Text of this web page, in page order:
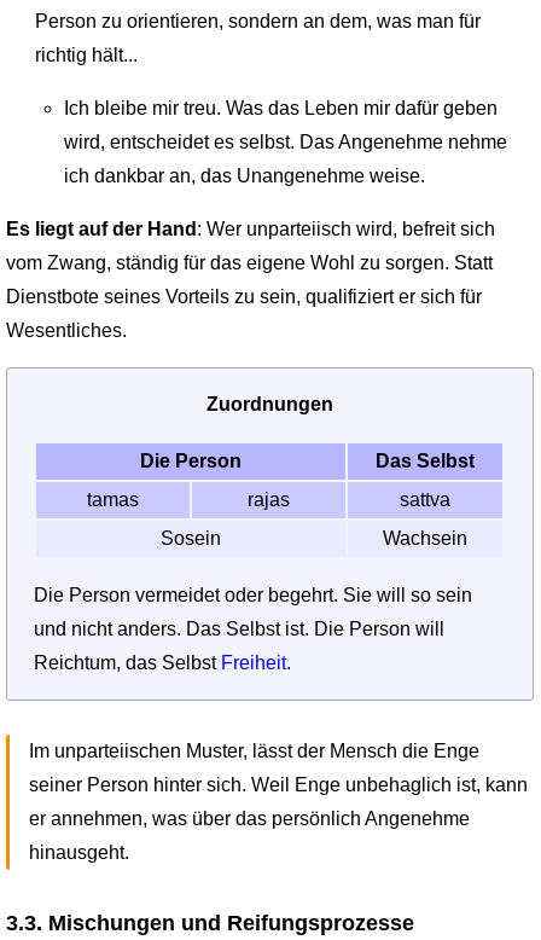
Person zu orientieren, sondern an dem, was man für
richtig hält...
Ich bleibe mir treu. Was das Leben mir dafür geben
wird, entscheidet es selbst. Das Angenehme nehme
ich dankbar an, das Unangenehme weise.
Es liegt auf der Hand : Wer unparteiisch wird, befreit sich
vom Zwang, ständig für das eigene Wohl zu sorgen. Statt
Dienstbote seines Vorteils zu sein, qualifiziert er sich für
Wesentliches.
Zuordnungen
Die Person
Das Selbst
tamas
rajas
sattva
Sosein
Wachsein
Die Person vermeidet oder begehrt. Sie will so sein
und nicht anders. Das Selbst ist. Die Person will
Reichtum, das Selbst Freiheit.
Im unparteiischen Muster, lässt der Mensch die Enge
seiner Person hinter sich. Weil Enge unbehaglich ist, kann
er annehmen, was über das persönlich Angenehme
hinausgeht.
3.3. Mischungen und Reifungsprozesse